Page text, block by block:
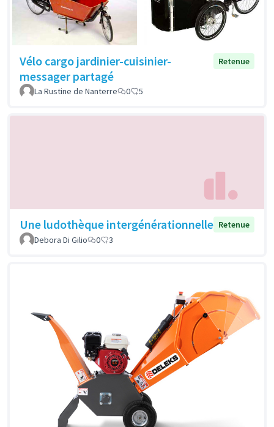
Vélo cargo jardinier-cuisinier-
messager partagé
Retenue
La Rustine de Nanterre 0 5
Une ludothèque intergénérationnelle Retenue
Debora Di Gilio
0 3